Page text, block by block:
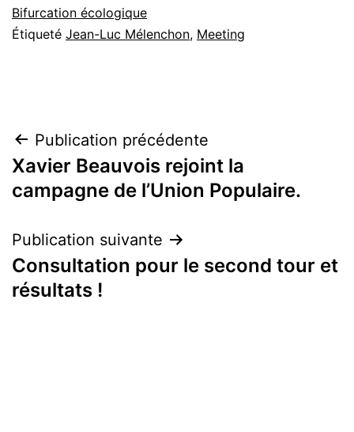
Bifurcation écologique
Étiqueté Jean-Luc Mélenchon, Meeting
Navigation
de
Publication précédente
Xavier Beauvois rejoint la
campagne de l’Union Populaire.
Publication suivante
Consultation pour le second tour et
résultats !